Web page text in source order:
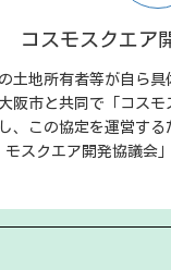
コスモスクエア
土地所有者等が自ら具
阪市と共同で「コス
、この協定を運営する
モスクエア開発協議会